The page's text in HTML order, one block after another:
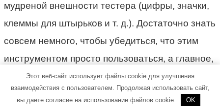
мудреной внешности тестера (цифры, значки,
клеммы для штырьков и т. д.). Достаточно знать
совсем немного, чтобы убедиться, что этим
инструментом просто пользоваться, а главное,
что с его неоценимой помощью можно
обнаруживать поломки в электроприборах (и
Этот веб-сайт использует файлы cookie для улучшения
взаимодействия с пользователем. Продолжая использовать сайт,
вы даете согласие на использование файлов cookie.
OK